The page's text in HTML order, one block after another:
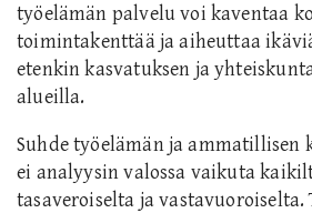
työelämän palvelu voi kaventaa
toimintakenttää ja aiheuttaa
etenkin kasvatuksen ja
alueilla.
Suhde työelämän ja ammatillisen
ei analyysin valossa vaikuta
tasaveroiselta ja vastavuoroiselta.